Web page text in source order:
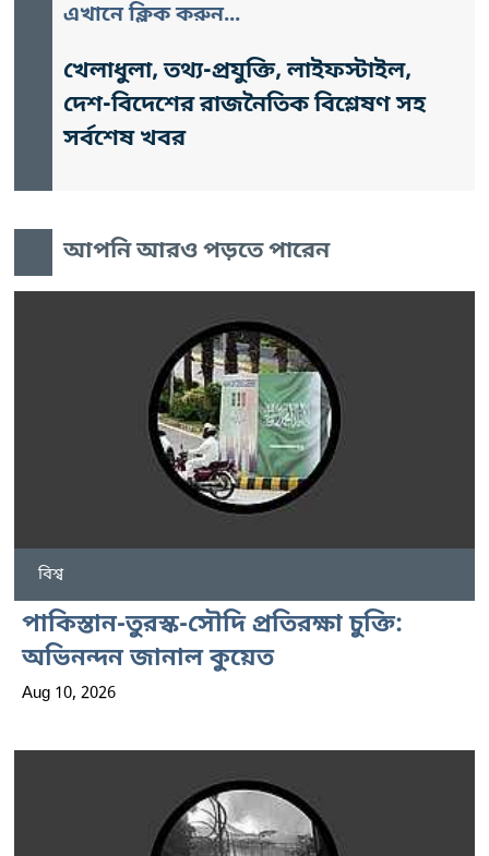
এখানে ক্লিক করুন...
খেলাধুলা, তথ্য-প্রযুক্তি, লাইফস্টাইল,
দেশ-বিদেশের রাজনৈতিক বিশ্লেষণ সহ
সর্বশেষ খবর
আপনি আরও পড়তে পারেন
বিশ্ব
পাকিস্তান-তুরস্ক-সৌদি প্রতিরক্ষা চুক্তি:
অভিনন্দন জানাল কুয়েত
Aug 10, 2026